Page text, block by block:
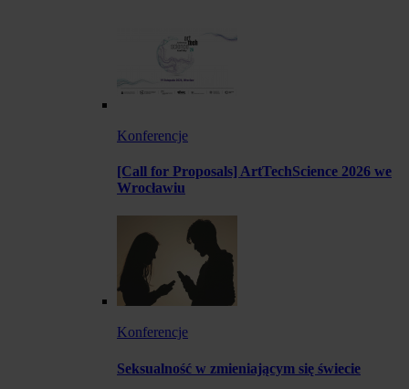
Konferencje
[Call for Proposals] ArtTechScience 2026 we
Wrocławiu
Konferencje
Seksualność w zmieniającym się świecie